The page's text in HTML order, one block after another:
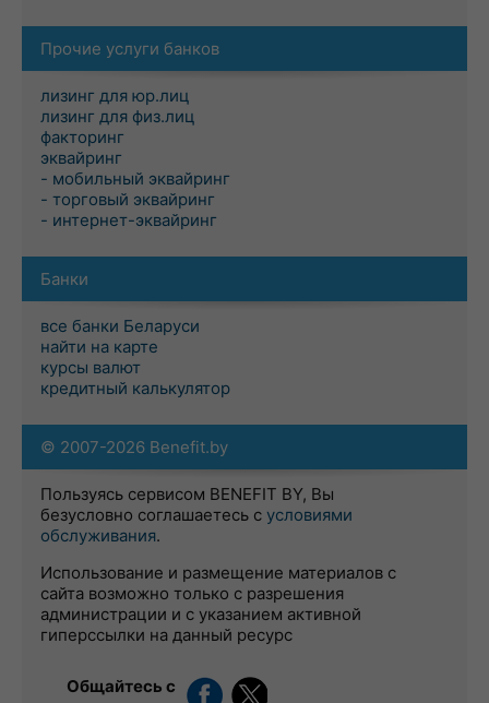
Прочие услуги банков
лизинг для юр.лиц
лизинг для физ.лиц
факторинг
эквайринг
- мобильный эквайринг
- торговый эквайринг
- интернет-эквайринг
Банки
все банки Беларуси
найти на карте
курсы валют
кредитный калькулятор
© 2007-2026 Benefit.by
Пользуясь сервисом BENEFIT BY, Вы
безусловно соглашаетесь с условиями
обслуживания.
Использование и размещение материалов с
сайта возможно только с разрешения
администрации и с указанием активной
гиперссылки на данный ресурс
Общайтесь с